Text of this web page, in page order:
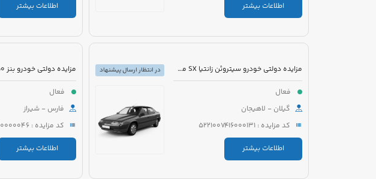
اطلاعات بیشتر
اطلاعات بیشتر
مزایده دولتی خودرو سیتروئن زانتیا SX مدل 1389 رنگ نقره ای
فعال
گیلان - لاهیجان
کد مزایده : 5221007416000131
اطلاعات بیشتر
در انتظار ارسال پیشنهاد
فعال
فارس - شیراز
کد مزایده : 5221007410000046
اطلاعات بیشتر